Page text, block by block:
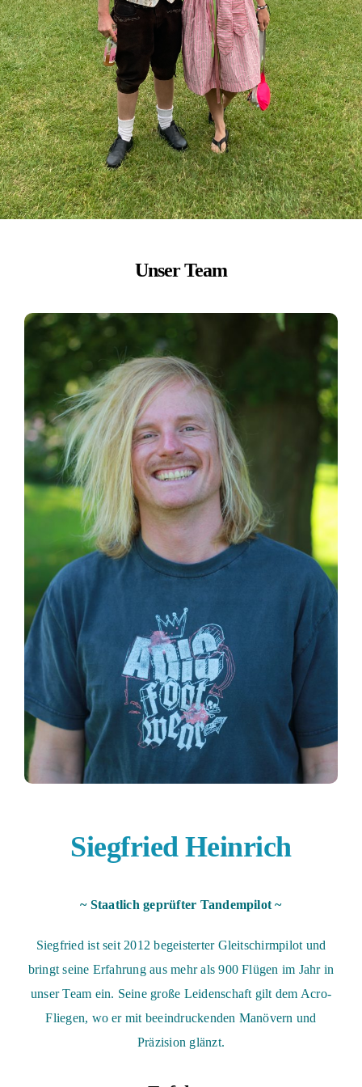
Unser Team
Siegfried Heinrich
~ Staatlich geprüfter Tandempilot ~
Siegfried ist seit 2012 begeisterter Gleitschirmpilot und
bringt seine Erfahrung aus mehr als 900 Flügen im Jahr in
unser Team ein. Seine große Leidenschaft gilt dem Acro-
Fliegen, wo er mit beeindruckenden Manövern und
Präzision glänzt.